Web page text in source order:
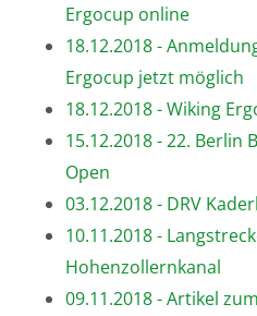
Ergocup online
18.12.2018 -
Ergocup jetzt möglich
18.12.2018 - Wiking
15.12.2018 - 22. Berlin
Open
03.12.2018 - DRV
10.11.2018 -
Hohenzollernkanal
09.11.2018 - Artikel